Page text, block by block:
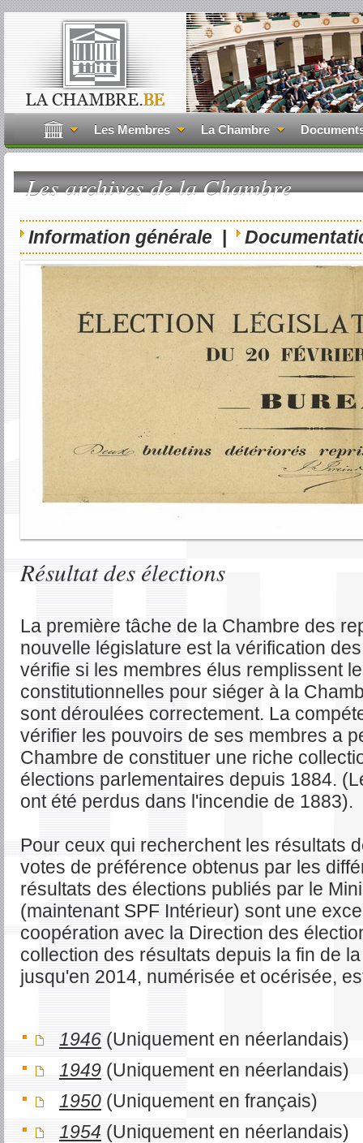
Les Membres La Chambre
Les archives de la Chambre
Information générale |
Résultat des élections
La première tâche de la Chambre des
nouvelle législature est la vérification
vérifie si les membres élus remplissent
constitutionnelles pour siéger à la
sont déroulées correctement. La
vérifier les pouvoirs de ses membres a
Chambre de constituer une riche
élections parlementaires depuis 1884.
ont été perdus dans l'incendie de 1883).
Pour ceux qui recherchent les résultats
votes de préférence obtenus par les
résultats des élections publiés par le
(maintenant SPF Intérieur) sont une
coopération avec la Direction des
collection des résultats depuis la fin de
jusqu'en 2014, numérisée et océrisée,
1946 (Uniquement en néerlandais)
1949 (Uniquement en néerlandais)
1950 (Uniquement en français)
1954 (Uniquement en néerlandais)